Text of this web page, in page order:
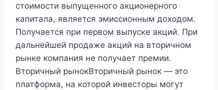
стоимости выпущенного акционерного
капитала, является эмиссионным доходом.
Получается при первом выпуске акций. При
дальнейшей продаже акций на вторичном
рынке компания не получает премии.
Вторичный рынокВторичный рынок — это
платформа, на которой инвесторы могут